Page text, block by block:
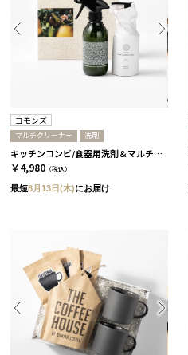
コモンズ
マルチクリーナー 洗剤
キッチンコンビ/食器用洗剤＆マルチクリーナー［コモンズ］
￥4,980 （税込）
最短8月13日(木)にお届け